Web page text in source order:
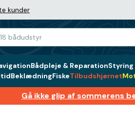
kunder
Bådpleje & ReparationStyring
BeklædningFiskeTilbudshjørnet
Gå ikke glip af sommerens